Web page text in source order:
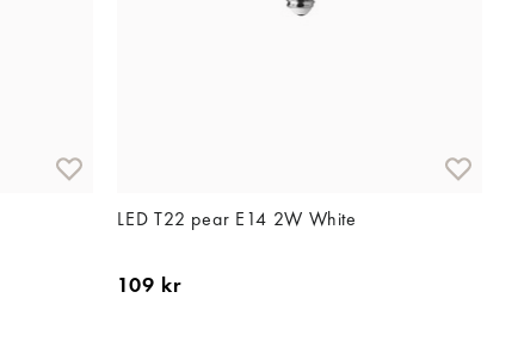
LED T22 pear E14 2W White
109 kr